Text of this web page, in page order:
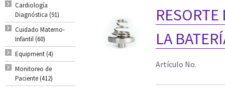
Cardiología
Diagnóstica (91)
Cuidado Materno-
Infantil (60)
Equipment (4)
Monitoreo de
Paciente (412)
LA
Artículo No.